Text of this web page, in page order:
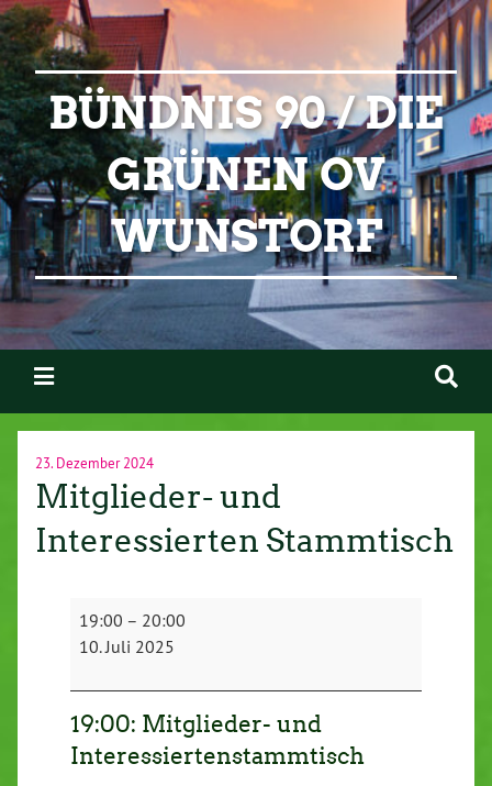
BÜNDNIS 90 / DIE
GRÜNEN OV
WUNSTORF
23. Dezember 2024
Mitglieder- und
Interessierten Stammtisch
Mitglieder-
und
Stammtisch
19:00 – 20:00
10. Juli 2025
19:00: Mitglieder- und
Interessiertenstammtisch